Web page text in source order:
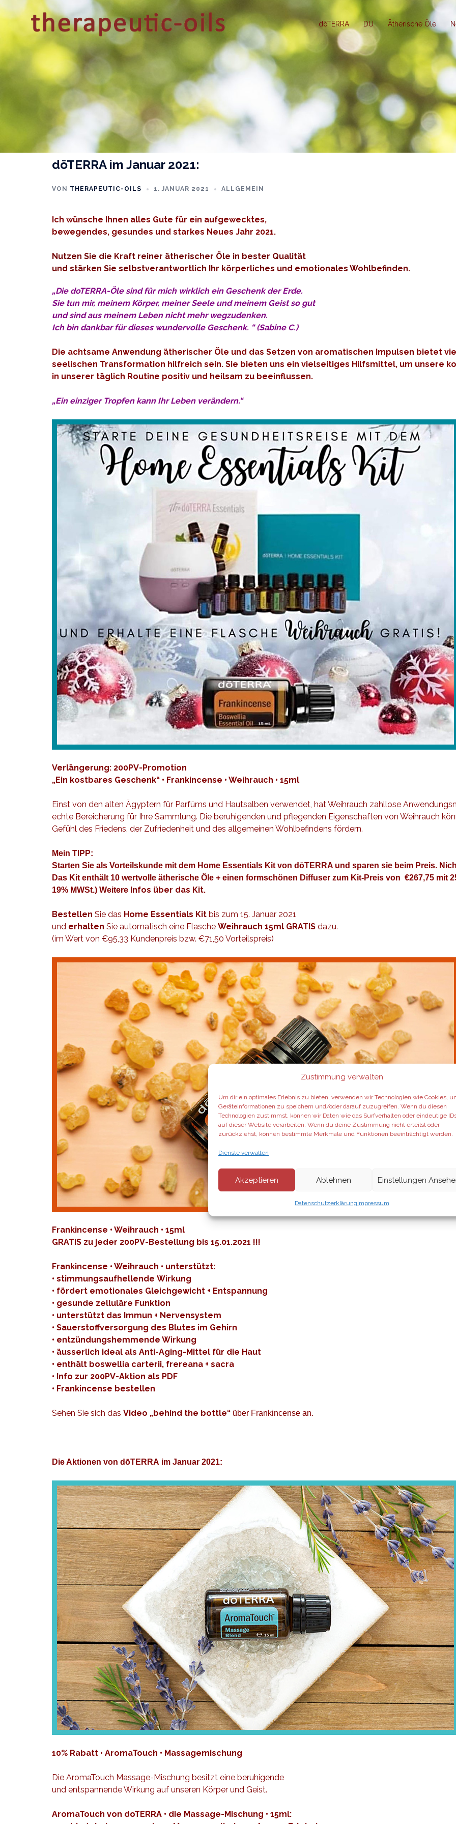
Zustimmung verwalten
Um dir ein optimales Erlebnis zu bieten, verwenden wir Technologien wie Cookies,
Geräteinformationen zu speichern und/oder darauf zuzugreifen. Wenn du diesen
Technologien zustimmst, können wir Daten wie das Surfverhalten oder eindeutige
auf dieser Website verarbeiten. Wenn du deine Zustimmung nicht erteilst oder
zurückziehst, können bestimmte Merkmale und Funktionen beeinträchtigt werden.
Dienste verwalten
Akzeptieren Ablehnen Einstellungen
DatenschutzerklärungImpressum
Zum
Inhalt
springen
dōTERRA DU Ätherische Öle
dōTERRA im Januar 2021:
VON THERAPEUTIC-OILS 1. JANUAR 2021 ALLGEMEIN
Ich wünsche Ihnen alles Gute für ein aufgewecktes,
bewegendes, gesundes und starkes Neues Jahr 2021.
Nutzen Sie die Kraft reiner ätherischer Öle in bester Qualität
und stärken Sie selbstverantwortlich Ihr körperliches und emotionales Wohlbefinden.
„Die doTERRA-Öle sind für mich wirklich ein Geschenk der Erde.
Sie tun mir, meinem Körper, meiner Seele und meinem Geist so gut
und sind aus meinem Leben nicht mehr wegzudenken.
Ich bin dankbar für dieses wundervolle Geschenk. “ (Sabine C.)
Die achtsame Anwendung ätherischer Öle und das Setzen von aromatischen Impulsen bietet
seelischen Transformation hilfreich sein. Sie bieten uns ein vielseitiges Hilfsmittel, um unsere
in unserer täglich Routine positiv und heilsam zu beeinflussen.
„Ein einziger Tropfen kann Ihr Leben verändern.“
Verlängerung: 200PV-Promotion
„Ein kostbares Geschenk“ • Frankincense • Weihrauch • 15ml
Einst von den alten Ägyptern für Parfüms und Hautsalben verwendet, hat Weihrauch zahllose
echte Bereicherung für Ihre Sammlung. Die beruhigenden und pflegenden Eigenschaften von Weihrauch
Gefühl des Friedens, der Zufriedenheit und des allgemeinen Wohlbefindens fördern.
Mein TIPP:
Starten Sie als Vorteilskunde mit dem Home Essentials Kit von dōTERRA und sparen sie beim Preis.
Das Kit enthält 10 wertvolle ätherische Öle + einen formschönen Diffuser zum Kit-Preis von €267,75 mit
19% MWSt.) Weitere Infos über das Kit.
Bestellen Sie das Home Essentials Kit bis zum 15. Januar 2021
und erhalten Sie automatisch eine Flasche Weihrauch 15ml GRATIS dazu.
(im Wert von €95,33 Kundenpreis bzw. €71,50 Vorteilspreis)
Frankincense • Weihrauch • 15ml
GRATIS zu jeder 200PV-Bestellung bis 15.01.2021 !!!
Frankincense • Weihrauch • unterstützt:
• stimmungsaufhellende Wirkung
• fördert emotionales Gleichgewicht + Entspannung
• gesunde zelluläre Funktion
• unterstützt das Immun + Nervensystem
• Sauerstoffversorgung des Blutes im Gehirn
• entzündungshemmende Wirkung
• äusserlich ideal als Anti-Aging-Mittel für die Haut
• enthält boswellia carterii, frereana + sacra
• Info zur 200PV-Aktion als PDF
• Frankincense bestellen
Sehen Sie sich das Video „behind the bottle“ über Frankincense an.
Die Aktionen von dōTERRA im Januar 2021:
10% Rabatt • AromaTouch • Massagemischung
Die AromaTouch Massage-Mischung besitzt eine beruhigende
und entspannende Wirkung auf unseren Körper und Geist.
AromaTouch von doTERRA • die Massage-Mischung • 15ml: